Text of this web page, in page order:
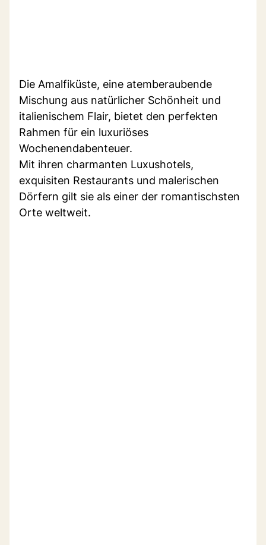
Die Amalfiküste, eine atemberaubende
Mischung aus natürlicher Schönheit und
italienischem Flair, bietet den perfekten
Rahmen für ein luxuriöses
Wochenendabenteuer.
Mit ihren charmanten Luxushotels,
exquisiten Restaurants und malerischen
Dörfern gilt sie als einer der romantischsten
Orte weltweit.